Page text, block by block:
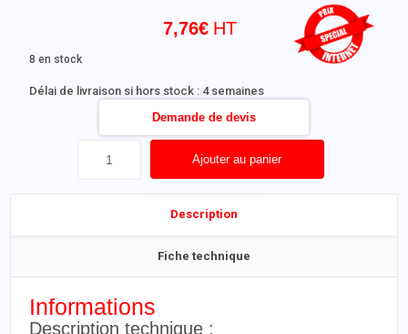
7,76€
Délai de livraison si hors stock : 4 semaines
8 en stock
Ajouter au panier
Demande de devis
Description
Fiche technique
Informations
Description technique :